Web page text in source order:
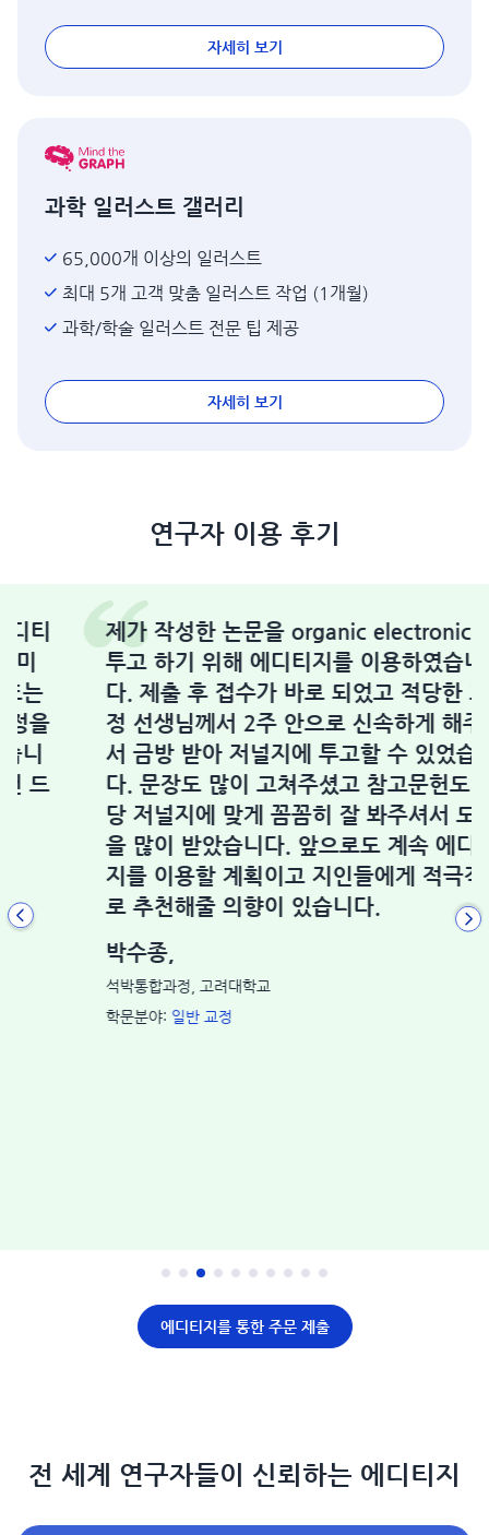
자세히 보기
과학 일러스트 갤러리
65,000개 이상의 일러스트
최대 5개 고객 맞춤 일러스트 작업 (1개월)
과학/학술 일러스트 전문 팁 제공
자세히 보기
연구자 이용 후기
제가 작성한 논문을 organic electronics에
투고 하기 위해 에디티지를 이용하였습니
다. 제출 후 접수가 바로 되었고 적당한 교
정 선생님께서 2주 안으로 신속하게 해주셔
서 금방 받아 저널지에 투고할 수 있었습니
다. 문장도 많이 고쳐주셨고 참고문헌도 해
당 저널지에 맞게 꼼꼼히 잘 봐주셔서 도움
을 많이 받았습니다. 앞으로도 계속 에디티
지를 이용할 계획이고 지인들에게 적극적으
로 추천해줄 의향이 있습니다.
박수종,
석박통합과정, 고려대학교
학문분야:일반 교정
에디티지를 통한 주문 제출
전 세계 연구자들이 신뢰하는 에디티지